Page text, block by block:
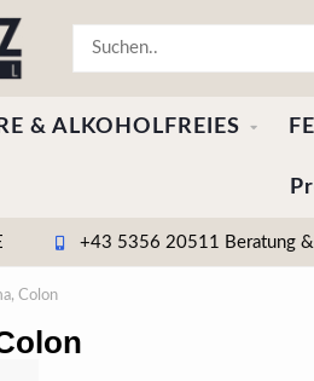
& ALKOHOLFREIES
+43 5356 20511 Beratung
Colon